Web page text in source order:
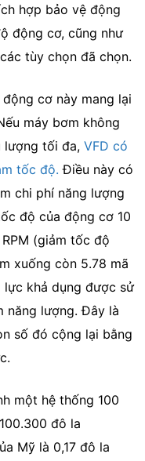
hợp bảo vệ động
động cơ, cũng như
tùy chọn đã chọn.
cơ này mang lại
máy bơm không
lượng tối đa, VFD có
tốc độ. Điều này có
chi phí năng lượng
độ của động cơ 10
(giảm tốc độ
xuống còn 5.78 mã
lực khả dụng được sử
năng lượng. Đây là
số đó cộng lại bằng
một hệ thống 100
đô la
Mỹ là 0,17 đô la